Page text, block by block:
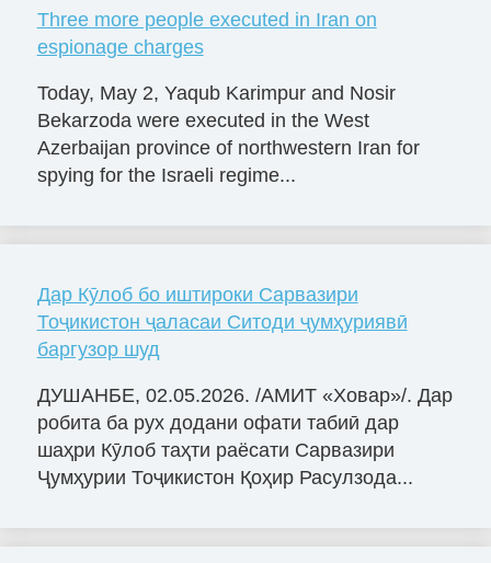
Three more people executed in Iran on
espionage charges
Today, May 2, Yaqub Karimpur and Nosir
Bekarzoda were executed in the West
Azerbaijan province of northwestern Iran for
spying for the Israeli regime...
Дар Кӯлоб бо иштироки Сарвазири
Тоҷикистон ҷаласаи Ситоди ҷумҳуриявӣ
баргузор шуд
ДУШАНБЕ, 02.05.2026. /АМИТ «Ховар»/. Дар
робита ба рух додани офати табиӣ дар
шаҳри Кӯлоб таҳти раёсати Сарвазири
Ҷумҳурии Тоҷикистон Қоҳир Расулзода...